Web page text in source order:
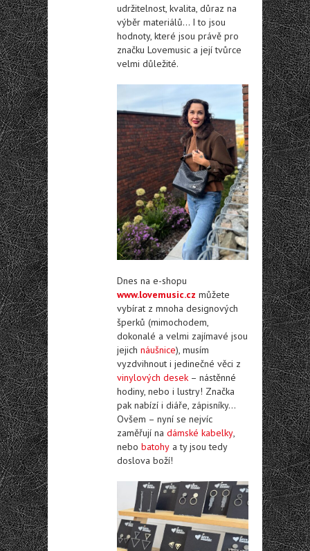
udržitelnost, kvalita, důraz na
výběr materiálů… I to jsou
hodnoty, které jsou právě pro
značku Lovemusic a její tvůrce
velmi důležité.
Dnes na e-shopu
www.lovemusic.cz můžete
vybírat z mnoha designových
šperků (mimochodem,
dokonalé a velmi zajímavé jsou
jejich náušnice), musím
vyzdvihnout i jedinečné věci z
vinylových desek – nástěnné
hodiny, nebo i lustry! Značka
pak nabízí i diáře, zápisníky…
Ovšem – nyní se nejvíc
zaměřují na dámské kabelky,
nebo batohy a ty jsou tedy
doslova boží!